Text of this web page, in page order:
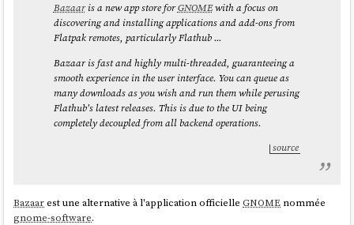
Bazaaris a new app store forGNOMEwith a focus on
discovering and installing applications and add-ons from
Flatpak remotes, particularly Flathub ...
Bazaar is fast and highly multi-threaded, guaranteeing a
smooth experience in the user interface. You can queue as
many downloads as you wish and run them while perusing
Flathub's latest releases. This is due to the UI being
completely decoupled from all backend operations.
source
Bazaarest une alternative à l'application officielleGNOME nommée
gnome-software.